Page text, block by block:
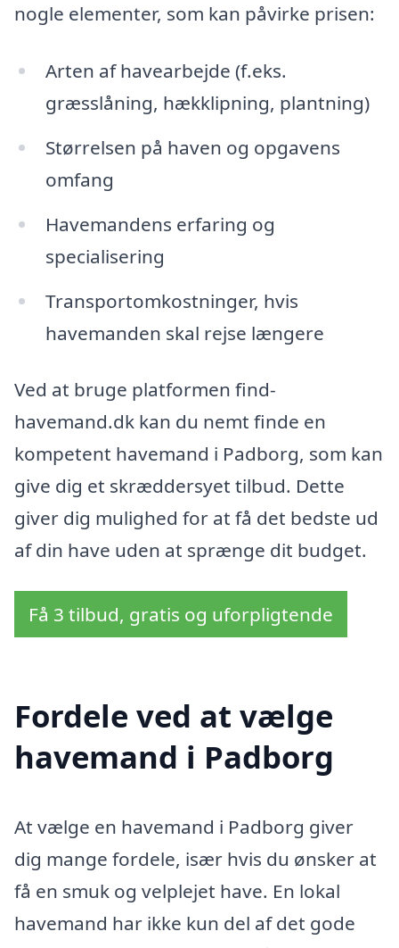
nogle elementer, som kan påvirke prisen:
Arten af havearbejde (f.eks.
græsslåning, hækklipning, plantning)
Størrelsen på haven og opgavens
omfang
Havemandens erfaring og
specialisering
Transportomkostninger, hvis
havemanden skal rejse længere
Ved at bruge platformen find-
havemand.dk kan du nemt finde en
kompetent havemand i Padborg, som kan
give dig et skræddersyet tilbud. Dette
giver dig mulighed for at få det bedste ud
af din have uden at sprænge dit budget.
Få 3 tilbud, gratis og uforpligtende
Fordele ved at vælge
havemand i Padborg
At vælge en havemand i Padborg giver
dig mange fordele, især hvis du ønsker at
få en smuk og velplejet have. En lokal
havemand har ikke kun del af det gode